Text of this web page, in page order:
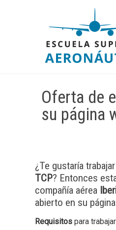
Oferta de
su página
¿Te gustaría
TCP? Entonces
compañía aérea
abierto en su
Requisitos para